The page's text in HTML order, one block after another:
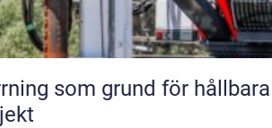
som grund för